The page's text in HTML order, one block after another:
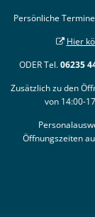
Persönliche
Hier
ODER Tel.06235
Zusätzlich zu den
von 14:00-
Öffnungszeiten